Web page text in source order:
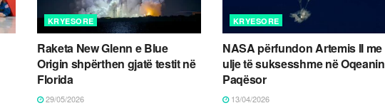
KRYESORE
Raketa New Glenn e Blue
Origin shpërthen gjatë testit në
Florida
29/05/2026
KRYESORE
NASA përfundon Artemis II me
ulje të suksesshme në Oqeanin
Paqësor
13/04/2026